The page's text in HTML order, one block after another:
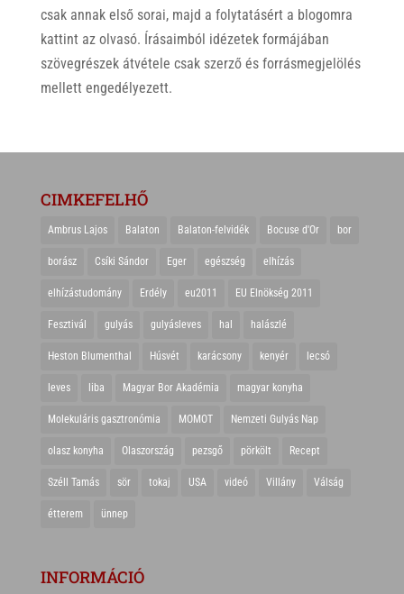
csak annak első sorai, majd a folytatásért a blogomra
kattint az olvasó. Írásaimból idézetek formájában
szövegrészek átvétele csak szerző és forrásmegjelölés
mellett engedélyezett.
CIMKEFELHŐ
Ambrus Lajos Balaton Balaton-felvidék Bocuse d'Or bor
borász Csíki Sándor Eger egészség elhízás
elhízástudomány Erdély eu2011 EU Elnökség 2011
Fesztivál gulyás gulyásleves hal halászlé
Heston Blumenthal Húsvét karácsony kenyér lecsó
leves liba Magyar Bor Akadémia magyar konyha
Molekuláris gasztronómia MOMOT Nemzeti Gulyás Nap
olasz konyha Olaszország pezsgő pörkölt Recept
Széll Tamás sör tokaj USA videó Villány Válság
étterem ünnep
INFORMÁCIÓ